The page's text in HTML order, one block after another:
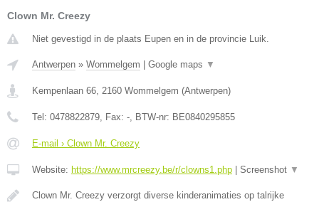
Clown Mr. Creezy
Niet gevestigd in de plaats Eupen en in de provincie Luik.
Antwerpen » Wommelgem Google maps ▼
Kempenlaan 66, 2160 Wommelgem (Antwerpen)
Tel: 0478822879, Fax: -, BTW-nr: BE0840295855
E-mail › Clown Mr. Creezy
Website: https://www.mrcreezy.be/r/clowns1.php Screenshot ▼
Clown Mr. Creezy verzorgt diverse kinderanimaties op talrijke